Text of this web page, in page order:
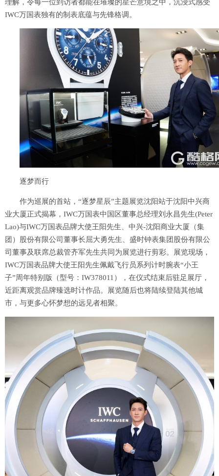
理解，令每一位到访者都能在璀璨的星芒意境之中，沉浸式感受
IWC万国表独有的制表底蕴与先锋格调。
逐梦而行
作为巡展的首站，“逐梦星辰”主题展览沈阳站于沈阳中兴商
业大厦正式揭幕，IWC万国表中国区董事总经理刘永昌先生(Peter
Lao)与IWC万国表品牌大使王阳先生、中兴-沈阳商业大厦（集
团）股份有限公司董事长屈大勇先生、盛时钟表集团股份有限公
司董事及联席总裁管齐军先生共同为展览进行剪彩。展览现场，
IWC万国表品牌大使王阳先生佩戴飞行员系列计时腕表“小王
子”周年特别版（型号：IW378011），在仪式结束后驻足展厅，
近距离观赏品牌臻选时计作品。展览随后也将陆续登陆其他城
市，与更多心怀梦想的远见者相聚。